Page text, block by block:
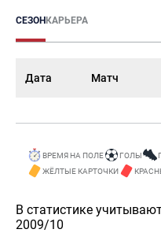
СЕЗОНКАРЬЕРА
Дата Матч
ВРЕМЯ НА ПОЛЕ ГОЛЫ
ЖЁЛТЫЕ КАРТОЧКИ
В статистике
2009/10